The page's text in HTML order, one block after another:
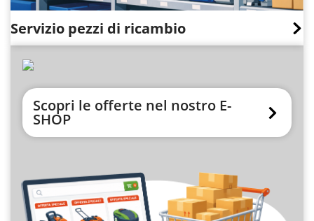
Servizio pezzi di ricambio
Scopri le offerte nel nostro E-
SHOP